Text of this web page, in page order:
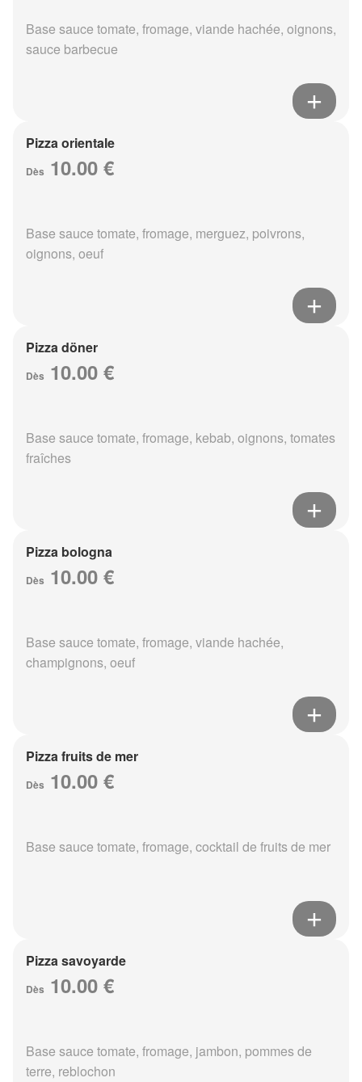
Base sauce tomate, fromage, viande hachée, oignons,
sauce barbecue
Pizza orientale
Dès 10.00 €
Base sauce tomate, fromage, merguez, poivrons,
oignons, oeuf
Pizza döner
Dès 10.00 €
Base sauce tomate, fromage, kebab, oignons, tomates
fraîches
Pizza bologna
Dès 10.00 €
Base sauce tomate, fromage, viande hachée,
champignons, oeuf
Pizza fruits de mer
Dès 10.00 €
Base sauce tomate, fromage, cocktail de fruits de mer
Pizza savoyarde
Dès 10.00 €
Base sauce tomate, fromage, jambon, pommes de
terre, reblochon